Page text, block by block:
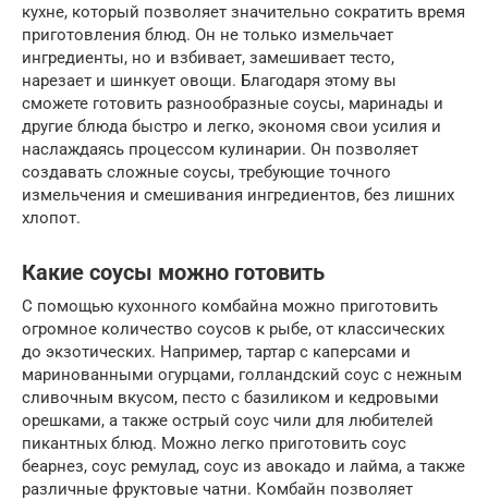
кухне, который позволяет значительно сократить время
приготовления блюд. Он не только измельчает
ингредиенты, но и взбивает, замешивает тесто,
нарезает и шинкует овощи. Благодаря этому вы
сможете готовить разнообразные соусы, маринады и
другие блюда быстро и легко, экономя свои усилия и
наслаждаясь процессом кулинарии. Он позволяет
создавать сложные соусы, требующие точного
измельчения и смешивания ингредиентов, без лишних
хлопот.
Какие соусы можно готовить
С помощью кухонного комбайна можно приготовить
огромное количество соусов к рыбе, от классических
до экзотических. Например, тартар с каперсами и
маринованными огурцами, голландский соус с нежным
сливочным вкусом, песто с базиликом и кедровыми
орешками, а также острый соус чили для любителей
пикантных блюд. Можно легко приготовить соус
беарнез, соус ремулад, соус из авокадо и лайма, а также
различные фруктовые чатни. Комбайн позволяет